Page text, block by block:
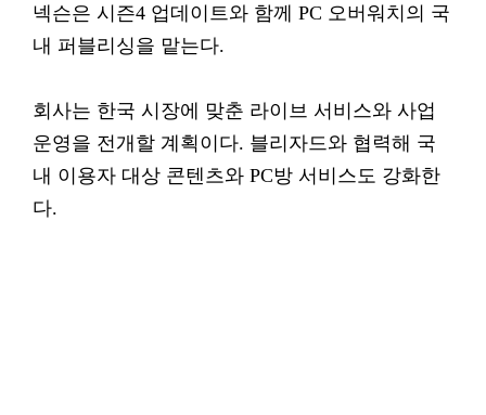
넥슨은 시즌4 업데이트와 함께 PC 오버워치의 국
내 퍼블리싱을 맡는다.
회사는 한국 시장에 맞춘 라이브 서비스와 사업
운영을 전개할 계획이다. 블리자드와 협력해 국
내 이용자 대상 콘텐츠와 PC방 서비스도 강화한
다.